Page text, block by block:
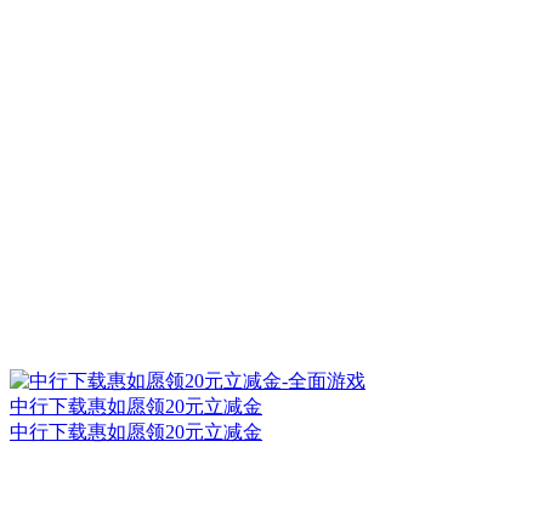
中行下载惠如愿领20元立减金
中行下载惠如愿领20元立减金